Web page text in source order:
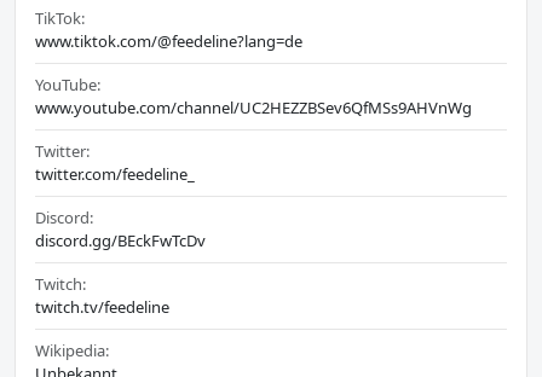
TikTok:
www.tiktok.com/@feedeline?lang=de
YouTube:
www.youtube.com/channel/UC2HEZZBSev6QfMSs9AHVnWg
Twitter:
twitter.com/feedeline_
Discord:
discord.gg/BEckFwTcDv
Twitch:
twitch.tv/feedeline
Wikipedia: